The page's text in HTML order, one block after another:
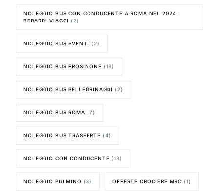
NOLEGGIO BUS CON CONDUCENTE A ROMA NEL 2024:
BERARDI VIAGGI (2)
NOLEGGIO BUS EVENTI (2)
NOLEGGIO BUS FROSINONE (19)
NOLEGGIO BUS PELLEGRINAGGI (2)
NOLEGGIO BUS ROMA (7)
NOLEGGIO BUS TRASFERTE (4)
NOLEGGIO CON CONDUCENTE (13)
NOLEGGIO PULMINO (8) OFFERTE CROCIERE MSC (1)